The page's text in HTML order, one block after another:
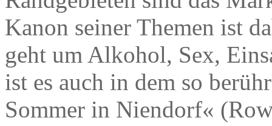
Kanon seiner Themen ist
geht um Alkohol, Sex,
ist es auch in dem so
Sommer in Niendorf«